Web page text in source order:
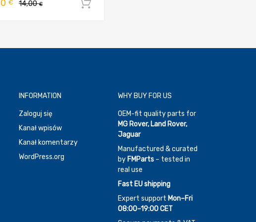
14,00€Pierwotna
€
Aktualna
INFORMATION
Zaloguj się
Kanał wpisów
Kanał komentarzy
WordPress.org
WHY BUY FOR US
OEM-fit quality parts for
MG Rover, Land Rover,
Jaguar
Manufactured & curated
by FMParts– tested in
real use
Fast EU shipping
Expert support Mon–Fri
08:00–19:00 CET